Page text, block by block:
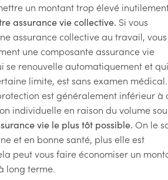
un montant trop élevé
assurance vie collective. Si vous
assurance collective au travail, vous
une composante assurance vie
se renouvelle automatiquement et
limite, est sans examen
est généralement inférieur à
individuelle en raison du volume
vie le plus tôt possible. On le
et en bonne santé, plus elle est
peut vous faire économiser un
long terme.